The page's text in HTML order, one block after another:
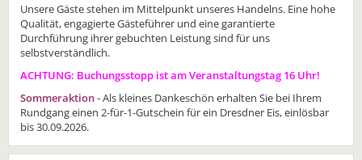
Unsere Gäste stehen im Mittelpunkt unseres Handelns. Eine hohe
Qualität, engagierte Gästeführer und eine garantierte
Durchführung ihrer gebuchten Leistung sind für uns
selbstverständlich.
ACHTUNG: Buchungsstopp ist am Veranstaltungstag 16 Uhr!
Sommeraktion- Als kleines Dankeschön erhalten Sie bei Ihrem
Rundgang einen 2-für-1-Gutschein für ein Dresdner Eis, einlösbar
bis 30.09.2026.